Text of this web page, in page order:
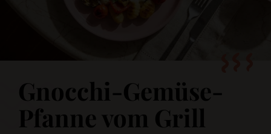
Gnocchi-Gemüse-
Pfanne vom Grill